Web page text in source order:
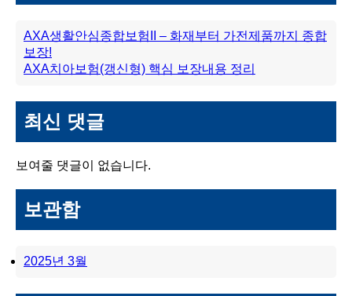
AXA생활안심종합보험II – 화재부터 가전제품까지 종합
보장!
AXA치아보험(갱신형) 핵심 보장내용 정리
최신 댓글
보여줄 댓글이 없습니다.
보관함
2025년 3월